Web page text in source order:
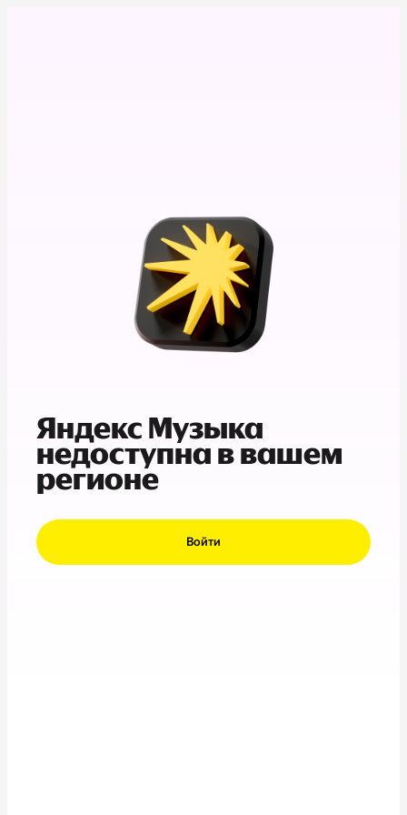
Яндекс Музыка
недоступна в вашем
регионе
Войти